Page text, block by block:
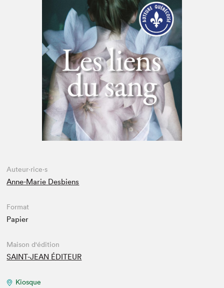
Espace enseignant·e·s
Espace pro
Auteur·rice·s
Anne-Marie Desbiens
Format
Papier
Maison d'édition
SAINT-JEAN ÉDITEUR
Kiosque